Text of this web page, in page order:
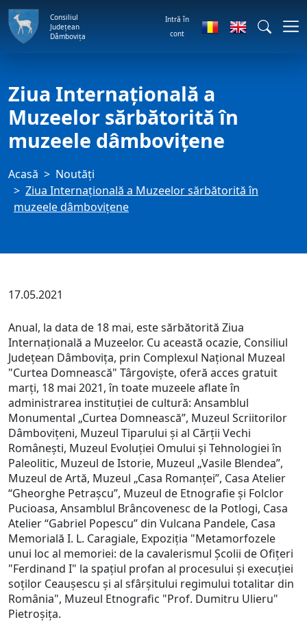
Consiliul
Județean
Dâmbovița
Intră în
cont
Ziua Internațională a
Muzeelor sărbătorită în
muzeele dâmboviţene
Acasă
Noutăți
Ziua Internațională a Muzeelor sărbătorită în
muzeele dâmboviţene
17.05.2021
Anual, la data de 18 mai, este sărbătorită Ziua
Internațională a Muzeelor. Cu această ocazie, Consiliul
Județean Dâmbovița, prin Complexul Național Muzeal
"Curtea Domnească" Târgoviște, oferă acces gratuit
marţi, 18 mai 2021, în toate muzeele aflate în
administrarea instituţiei de cultură: Ansamblul
Monumental „Curtea Domnească”, Muzeul Scriitorilor
Dâmboviţeni, Muzeul Tiparului şi al Cărţii Vechi
Româneşti, Muzeul Evoluţiei Omului şi Tehnologiei în
Paleolitic, Muzeul de Istorie, Muzeul „Vasile Blendea”,
Muzeul de Artă, Muzeul „Casa Romanţei”, Casa Atelier
“Gheorghe Petraşcu”, Muzeul de Etnografie şi Folclor
Pucioasa, Ansamblul Brâncovenesc de la Potlogi, Casa
Atelier “Gabriel Popescu” din Vulcana Pandele, Casa
Memorială I. L. Caragiale, Expoziţia "Metamorfozele
unui loc al memoriei: de la cavalerismul Şcolii de Ofiţeri
"Ferdinand I" la spaţiul profan al procesului şi execuţiei
soţilor Ceauşescu şi al sfârşitului regimului totalitar din
România", Muzeul Etnografic "Prof. Dumitru Ulieru"
Pietroşiţa.